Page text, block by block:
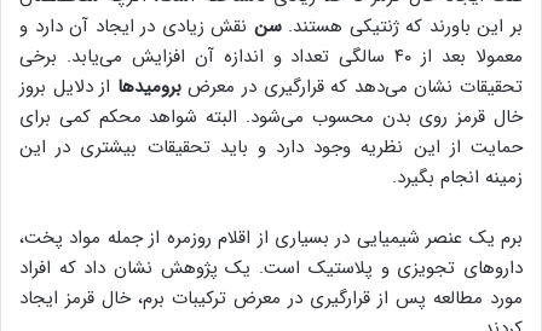
بر این باورند که ژنتیکی هستند.سن نقش زیادی در ایجاد آن دارد و
معمولا بعد از ۴۰ سالگی تعداد و اندازه آن افزایش می‌یابد. برخی
تحقیقات نشان می‌دهد که قرارگیری در معرضبرومیدها از دلایل بروز
خال قرمز روی بدن محسوب می‌شود. البته شواهد محکم کمی ‌برای
حمایت از این نظریه وجود دارد و باید تحقیقات بیشتری در این
زمینه انجام بگیرد.
برم یک عنصر شیمیایی در بسیاری از اقلام روزمره از جمله مواد پخت،
داروهای تجویزی و پلاستیک است. یک پژوهش نشان داد که افراد
مورد مطالعه پس از قرارگیری در معرض‌ ترکیبات برم، خال قرمز ایجاد